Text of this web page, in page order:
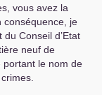
vous avez la
conséquence, je
Conseil d’Etat
neuf de
portant le nom de